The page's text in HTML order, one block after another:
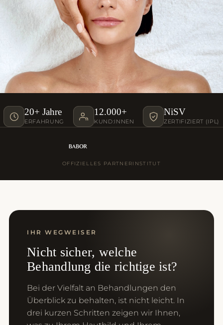
20+ Jahre
ERFAHRUNG
12.000+
KUND:INNEN
NiSV
ZERTIFIZIERT (IPL)
OFFIZIELLES PARTNERINSTITUT
IHR WEGWEISER
Nicht sicher, welche
Behandlung die richtige ist?
Bei der Vielfalt an Behandlungen den
Überblick zu behalten, ist nicht leicht. In
drei kurzen Schritten zeigen wir Ihnen,